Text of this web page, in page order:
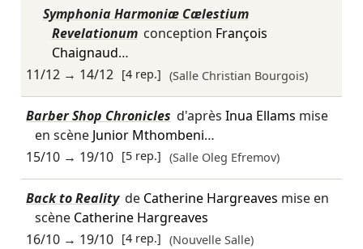
Symphonia Harmoniæ Cælestium
Revelationum conception François
Chaignaud…
11/12→ 14/12 [4 rep.] (Salle Christian Bourgois)
Barber Shop Chronicles d'après Inua Ellams mise
en scène Junior Mthombeni…
15/10→ 19/10 [5 rep.] (Salle Oleg Efremov)
Back to Reality de Catherine Hargreaves mise en
scène Catherine Hargreaves
16/10→ 19/10 [4 rep.] (Nouvelle Salle)